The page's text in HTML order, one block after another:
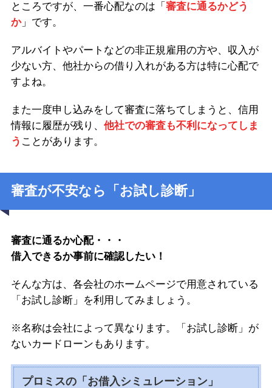
ところですが、一番心配なのは「 審査に通るかどう
か」です。
アルバイトやパートなどの非正規雇用の方や、収入が
少ない方、他社からの借り入れがある方は特に心配で
すよね。
また一度申し込みをして審査に落ちてしまうと、信用
情報に履歴が残り、 他社での審査も不利になってしま
う ことがあります。
審査が不安なら「お試し診断」
審査に通るか心配・・・
借入できるか事前に確認したい！
そんな方は、各会社のホームページで用意されている
「お試し診断」を利用してみましょう。
※名称は会社によって異なります。「お試し診断」が
ないカードローンもあります。
プロミスの「お借入シミュレーション」